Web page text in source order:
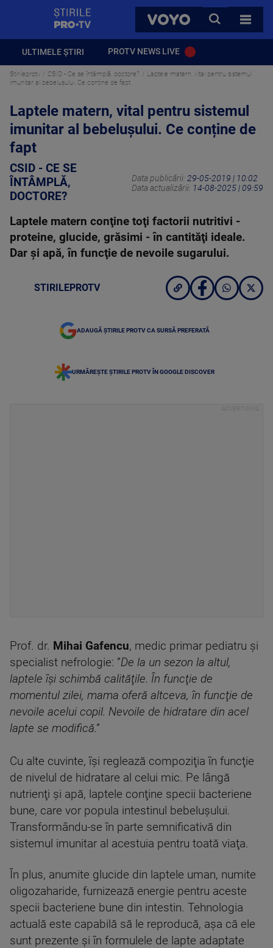
VOYO
CAUTA
TOATE
ULTIMELE ȘTIRI PROTV NEWS LIVE
Stirileprotv CSID - Ce se întâmplă, doctore?
Laptele matern, vital pentru sistemul
imunitar al bebelușului. Ce conține de fapt
Laptele matern, vital pentru sistemul
imunitar al bebelușului. Ce conține de
fapt
CSID - CE SE
ÎNTÂMPLĂ,
DOCTORE?
Data publicării: 29-05-2019 | 10:02
Data actualizării: 14-08-2025 | 09:59
Laptele matern conţine toţi factorii nutritivi -
proteine, glucide, grăsimi - în cantităţi ideale.
Dar şi apă, în funcţie de nevoile sugarului.
STIRILEPROTV
ADAUGĂ ȘTIRILE PROTV CA SURSĂ PREFERATĂ
URMĂREȘTE ȘTIRILE PROTV ÎN GOOGLE DISCOVER
Prof. dr. Mihai Gafencu, medic primar pediatru şi
specialist nefrologie: ”De la un sezon la altul,
laptele îşi schimbă calităţile. În funcţie de
momentul zilei, mama oferă altceva, în funcţie de
nevoile acelui copil. Nevoile de hidratare din acel
lapte se modifică.”
Cu alte cuvinte, îşi reglează compoziţia în funcţie
de nivelul de hidratare al celui mic. Pe lângă
nutrienţi şi apă, laptele conţine specii bacteriene
bune, care vor popula intestinul bebeluşului.
Transformându-se în parte semnificativă din
sistemul imunitar al acestuia pentru toată viaţa.
În plus, anumite glucide din laptele uman, numite
oligozaharide, furnizează energie pentru aceste
specii bacteriene bune din intestin. Tehnologia
actuală este capabilă să le reproducă, aşa că ele
sunt prezente şi în formulele de lapte adaptate